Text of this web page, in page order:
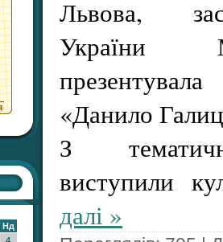
Нд
Львова,
України
«Данило
З
виступили
далі »